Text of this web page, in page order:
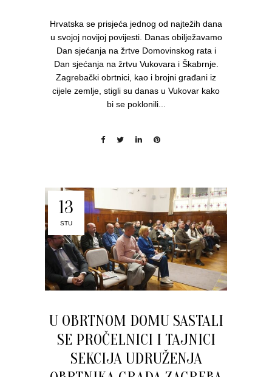
Hrvatska se prisjeća jednog od najtežih dana
u svojoj novijoj povijesti. Danas obilježavamo
Dan sjećanja na žrtve Domovinskog rata i
Dan sjećanja na žrtvu Vukovara i Škabrnje.
Zagrebački obrtnici, kao i brojni građani iz
cijele zemlje, stigli su danas u Vukovar kako
bi se poklonili...
13
STU
U OBRTNOM DOMU SASTALI
SE PROČELNICI I TAJNICI
SEKCIJA UDRUŽENJA